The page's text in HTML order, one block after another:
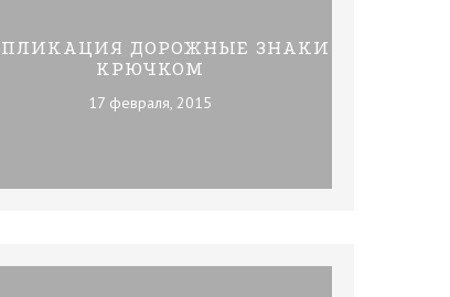
ДОРОЖНЫЕ ЗНАКИ
КРЮЧКОМ
17 февраля, 2015